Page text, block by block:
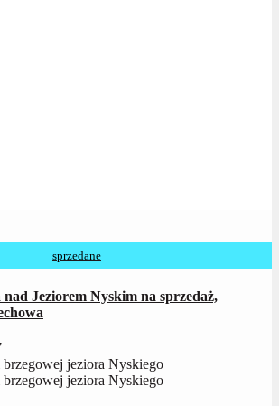
sprzedane
Jeziorem Nyskim na sprzedaż,
jeziora Nyskiego
jeziora Nyskiego